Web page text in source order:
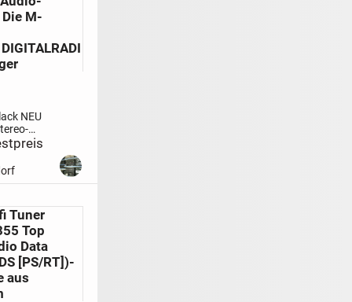
M-
NEU
USB
einem
Tuner
Top
Data
[PS/RT])-
aus